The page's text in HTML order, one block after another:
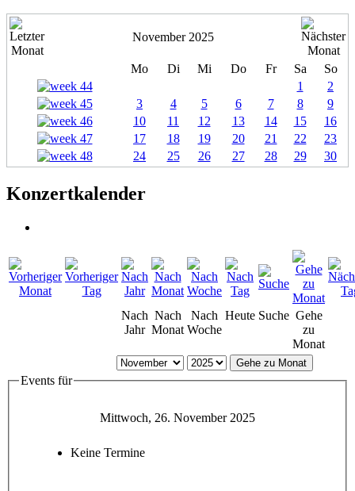
November 2025
Mo Di Mi Do Fr Sa
So
1
2
3
4 5 6 7 8
9
10
11 12 13 14 15
16
17
18 19 20 21 22
23
24
25 26 27 28 29 30
Konzertkalender
Nach
Jahr
Nach
Monat
Nach
Woche
Heute Suche Gehe
zu
Monat
Gehe zu Monat
Events für
Mittwoch, 26. November 2025
Keine Termine